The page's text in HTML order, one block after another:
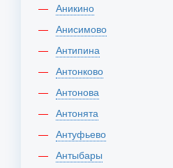
Аникино
Анисимово
Антипина
Антонково
Антонова
Антонята
Антуфьево
Антыбары